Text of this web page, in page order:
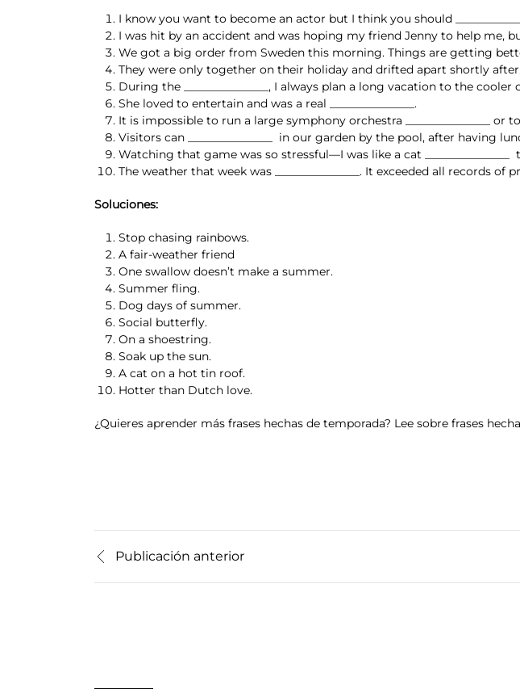
I know you want to become an actor but I think you should
I was hit by an accident and was hoping my friend Jenny to help me, but
We got a big order from Sweden this morning. Things are getting
They were only together on their holiday and drifted apart shortly after, it
During the _______________, I always plan a long vacation to the
She loved to entertain and was a real _______________.
It is impossible to run a large symphony orchestra _______________ or
Visitors can _______________ in our garden by the pool, after having
Watching that game was so stressful—I was like a cat
The weather that week was _______________. It exceeded all records of
Soluciones:
Stop chasing rainbows.
A fair-weather friend
One swallow doesn’t make a summer.
Summer fling.
Dog days of summer.
Social butterfly.
On a shoestring.
Soak up the sun.
A cat on a hot tin roof.
Hotter than Dutch love.
¿Quieres aprender más frases hechas de temporada? Lee sobre frases
Publicación anterior